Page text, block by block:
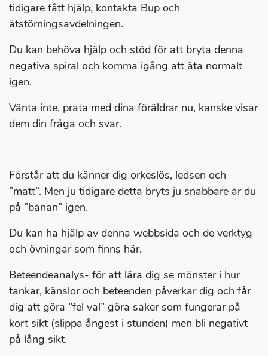
tidigare fått hjälp, kontakta Bup och
ätstörningsavdelningen.
Du kan behöva hjälp och stöd för att bryta denna
negativa spiral och komma igång att äta normalt
igen.
Vänta inte, prata med dina föräldrar nu, kanske visar
dem din fråga och svar.
Förstår att du känner dig orkeslös, ledsen och
”matt”. Men ju tidigare detta bryts ju snabbare är du
på ”banan” igen.
Du kan ha hjälp av denna webbsida och de verktyg
och övningar som finns här.
Beteendeanalys- för att lära dig se mönster i hur
tankar, känslor och beteenden påverkar dig och får
dig att göra ”fel val” göra saker som fungerar på
kort sikt (slippa ångest i stunden) men bli negativt
på lång sikt.